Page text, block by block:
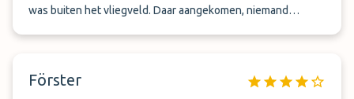
was buiten het vliegveld. Daar aangekomen, niemand
we niet nog eens zo
Förster